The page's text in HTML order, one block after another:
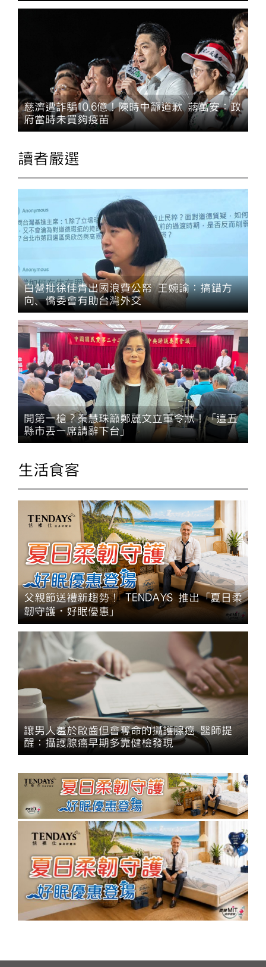
慈濟遭詐騙10.6億！陳時中籲道歉 蔣萬安：政
府當時未買夠疫苗
讀者嚴選
白營批徐佳青出國浪費公帑 王婉諭：搞錯方
向、僑委會有助台灣外交
開第一槍？秦慧珠籲鄭麗文立軍令狀！「這五
縣市丟一席請辭下台」
生活食客
父親節送禮新趨勢！ TENDAYS 推出「夏日柔
韌守護・好眠優惠」
讓男人羞於啟齒但會奪命的攝護腺癌 醫師提
醒：攝護腺癌早期多靠健檢發現